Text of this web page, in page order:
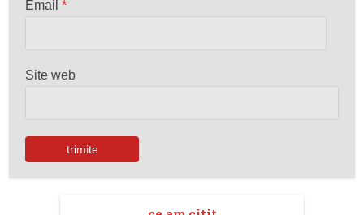
Email*
Site web